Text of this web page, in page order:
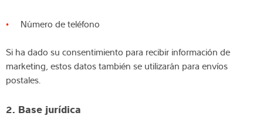
Número de teléfono
Si ha dado su consentimiento para recibir información de
marketing, estos datos también se utilizarán para envíos
postales.
2. Base jurídica